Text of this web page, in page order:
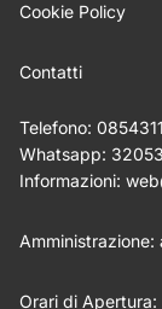
Write 50
Annulla
Cookie Policy
Contatti
Telefono:
Whatsapp:
Informazioni:
Amministrazione:
Orari di Apertura: